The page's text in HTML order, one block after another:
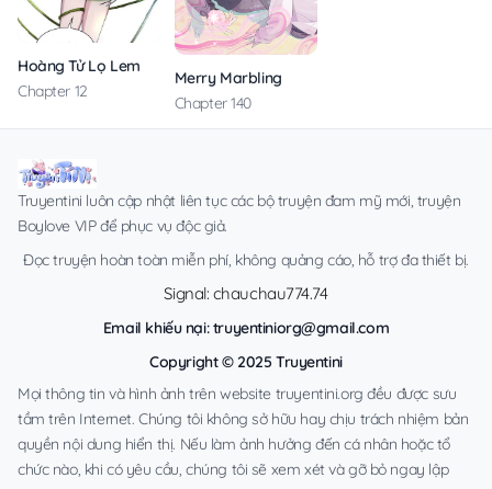
Hoàng Tử Lọ Lem
Chapter 12
Merry Marbling
Chapter 140
Truyentini luôn cập nhật liên tục các bộ truyện đam mỹ mới, truyện
Boylove VIP để phục vụ độc giả.
Đọc truyện hoàn toàn miễn phí, không quảng cáo, hỗ trợ đa thiết bị.
Signal: chauchau774.74
Email khiếu nại:truyentiniorg@gmail.com
Copyright © 2025 Truyentini
Mọi thông tin và hình ảnh trên website truyentini.org đều được sưu
tầm trên Internet. Chúng tôi không sở hữu hay chịu trách nhiệm bản
quyền nội dung hiển thị. Nếu làm ảnh hưởng đến cá nhân hoặc tổ
chức nào, khi có yêu cầu, chúng tôi sẽ xem xét và gỡ bỏ ngay lập